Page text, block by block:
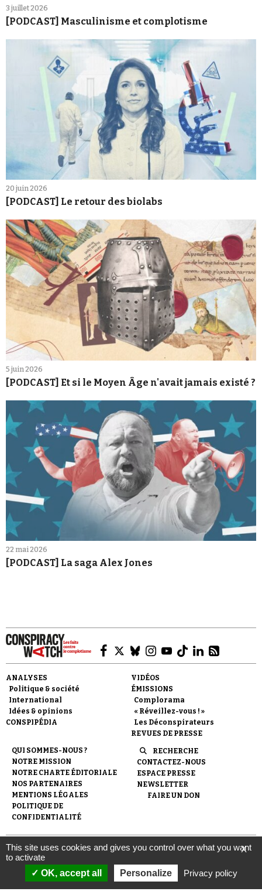
3 juillet 2026
[PODCAST] Masculinisme et complotisme
20 juin 2026
[PODCAST] Le retour des biolabs
5 juin 2026
[PODCAST] Et si le Moyen Âge n'avait jamais existé ?
22 mai 2026
[PODCAST] La saga Alex Jones
ANALYSES
Politique & société
International
Idées & opinions
CONSPIPÉDIA
VIDÉOS
ÉMISSIONS
Complorama
« Réveillez-vous ! »
Les Déconspirateurs
REVUES DE PRESSE
QUI SOMMES-NOUS ?
NOTRE MISSION
NOTRE CHARTE ÉDITORIALE
NOS PARTENAIRES
MENTIONS LÉGALES
POLITIQUE DE
CONFIDENTIALITÉ
RECHERCHE
CONTACTEZ-NOUS
ESPACE PRESSE
NEWSLETTER
FAIRE UN DON
© 2007-2026Conspiracy Watch| Une réalisation de
l'Observatoire du conspirationnisme (association loi de 1901) avec
le soutien de la Fondation pour la Mémoire de la Shoah.
X
This site uses cookies and gives you control over what you want
to activate
OK, accept all
Personalize Privacy policy